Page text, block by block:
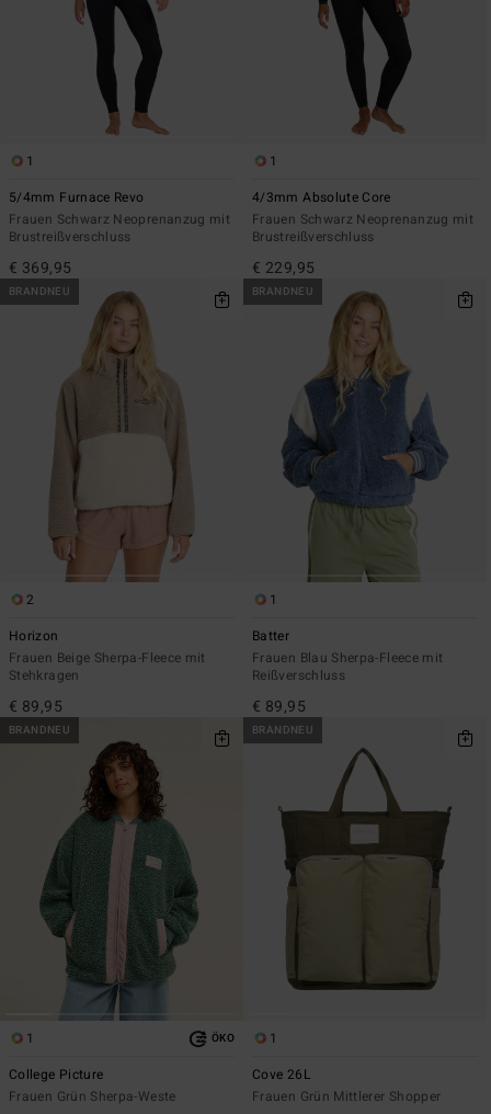
1
5/4mm Furnace Revo
Frauen Schwarz Neoprenanzug mit
Brustreißverschluss
€ 369,95
1
4/3mm Absolute Core
Frauen Schwarz Neoprenanzug mit
Brustreißverschluss
€ 229,95
BRANDNEU
2
Horizon
Frauen Beige Sherpa-Fleece mit
Stehkragen
€ 89,95
BRANDNEU
1
Batter
Frauen Blau Sherpa-Fleece mit
Reißverschluss
€ 89,95
BRANDNEU
1 ÖKO
College Picture
Frauen Grün Sherpa-Weste
BRANDNEU
1
Cove 26L
Frauen Grün Mittlerer Shopper